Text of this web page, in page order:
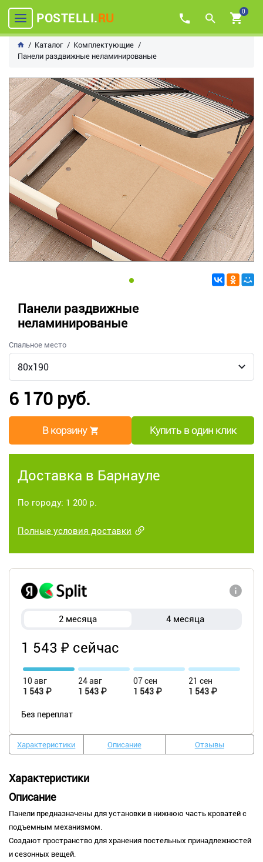
POSTELLI.RU 0
Каталог
Комплектующие
Панели раздвижные неламинированые
Панели раздвижные
неламинированые
Спальное место
6 170 руб.
В корзину Купить в один клик
Доставка в Барнауле
По городу: 1 200 р.
Полные условия доставки
2 месяца 4 месяца
1 543 ₽ сейчас
10 авг
1 543 ₽
24 авг
1 543 ₽
07 сен
1 543 ₽
21 сен
1 543 ₽
Без переплат
Характеристики Описание Отзывы
Характеристики
Описание
Панели предназначены для установки в нижнюю часть кроватей c
подъемным механизмом.
Создают пространство для хранения постельных принадлежностей
и сезонных вещей.